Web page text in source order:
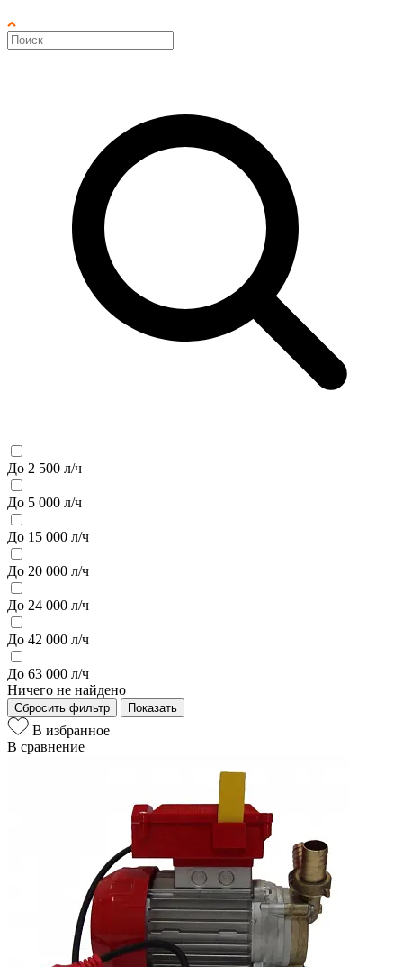
До 2 500 л/ч
До 5 000 л/ч
До 15 000 л/ч
До 20 000 л/ч
До 24 000 л/ч
До 42 000 л/ч
До 63 000 л/ч
Ничего не найдено
Сбросить фильтр Показать
В избранное
В сравнение